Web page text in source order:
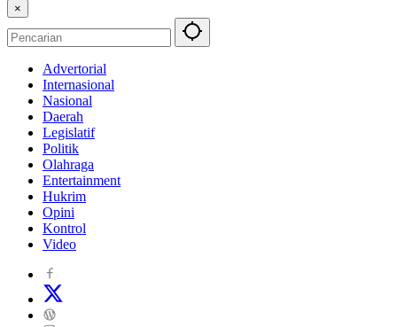
×
Advertorial
Internasional
Nasional
Daerah
Legislatif
Politik
Olahraga
Entertainment
Hukrim
Opini
Kontrol
Video